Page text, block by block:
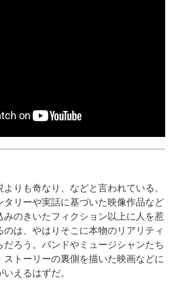
りも奇なり、などと言われている。
タリーや実話に基づいた映像作品など
みのきいたフィクション以上に人を惹
のは、やはりそこに本物のリアリティ
ろう。バンドやミュージシャンたち
トーリーの裏側を描いた映画などに
えるはずだ。